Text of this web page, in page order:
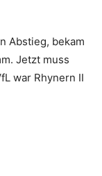
Abstieg, bekam
Jetzt muss
war Rhynern II